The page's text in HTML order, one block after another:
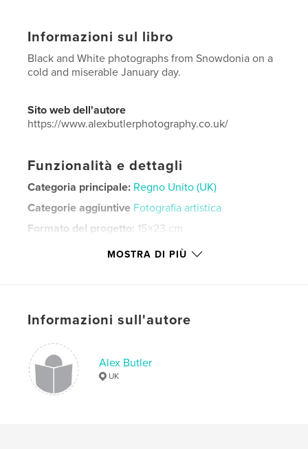
Informazioni sul libro
Black and White photographs from Snowdonia on a
cold and miserable January day.
Sito web dell'autore
https://www.alexbutlerphotography.co.uk/
Funzionalità e dettagli
Categoria principale: Regno Unito (UK)
Categorie aggiuntive Fotografia artistica
Formato del progetto: 15×23 cm
LinguaEnglish
winter mountains ,
snowdonia
MOSTRA DI PIÙ
Informazioni sull'autore
Alex Butler
UK